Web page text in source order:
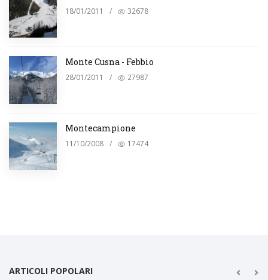
18/01/2011 / 32678
Monte Cusna - Febbio
28/01/2011 / 27987
Montecampione
11/10/2008 / 17474
ARTICOLI POPOLARI